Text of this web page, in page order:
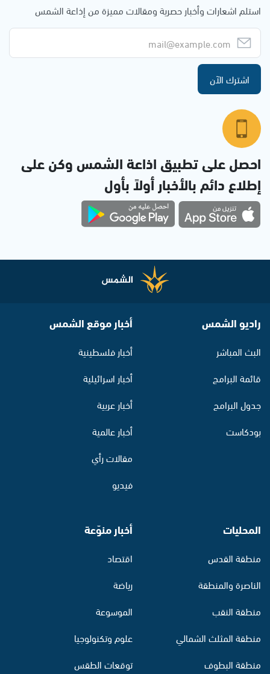
استلم اشعارات وأخبار حصرية ومقالات مميزة من إذاعة الشمس
اشترك الآن
احصل على تطبيق اذاعة الشمس وكن على
إطلاع دائم بالأخبار أولاً بأول
راديو الشمس
البث المباشر
قائمة البرامج
جدول البرامج
بودكاست
أخبار موقع الشمس
أخبار فلسطينية
أخبار اسرائيلية
أخبار عربية
أخبار عالمية
مقالات رأي
فيديو
المحليات
منطقة القدس
الناصرة والمنطقة
منطقة النقب
منطقة المثلث الشمالي
منطقة البطوف
أخبار منوّعة
اقتصاد
رياضة
الموسوعة
علوم وتكنولوجيا
توقعات الطقس